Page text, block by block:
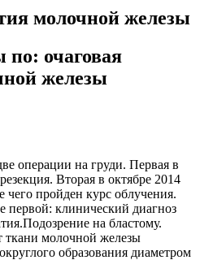
молочной железы
очаговая
железы
операции на груди. Первая в
Вторая в октябре 2014
чего пройден курс облучения.
первой: клинический диагноз
на бластому.
ткани молочной железы
образования диаметром